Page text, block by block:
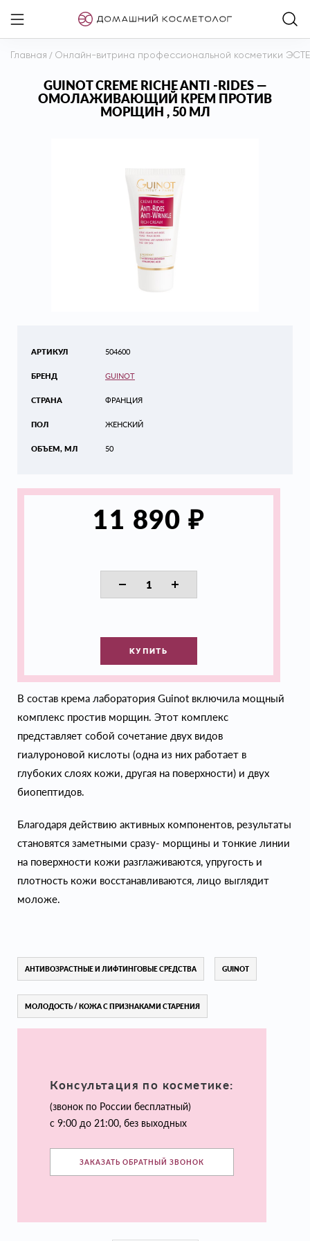
Главная / Онлайн-витрина профессиональной косметики
GUINOT CREME RICHE ANTI -RIDES —
ОМОЛАЖИВАЮЩИЙ КРЕМ ПРОТИВ
МОРЩИН , 50 МЛ
АРТИКУЛ
БРЕНД
СТРАНА
ПОЛ
ОБЪЕМ, МЛ
504600
GUINOT
ФРАНЦИЯ
ЖЕНСКИЙ
50
11 890₽
КУПИТЬ
В состав крема лаборатория Guinot включила мощный
комплекс простив морщин. Этот комплекс
представляет собой сочетание двух видов
гиалуроновой кислоты (одна из них работает в
глубоких слоях кожи, другая на поверхности) и двух
биопептидов.
Благодаря действию активных компонентов, результаты
становятся заметными сразу- морщины и тонкие линии
на поверхности кожи разглаживаются, упругость и
плотность кожи восстанавливаются, лицо выглядит
моложе.
АНТИВОЗРАСТНЫЕ И ЛИФТИНГОВЫЕ СРЕДСТВА GUINOT
МОЛОДОСТЬ / КОЖА С ПРИЗНАКАМИ СТАРЕНИЯ
Консультация по косметике:
(звонок по России бесплатный)
с 9:00 до 21:00, без выходных
ЗАКАЗАТЬ ОБРАТНЫЙ ЗВОНОК